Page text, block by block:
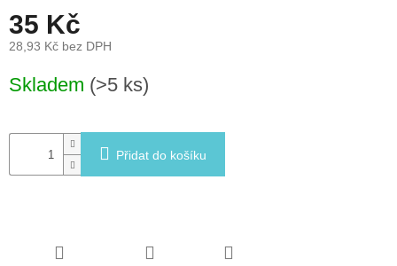
Novinky
Prodejny
35 Kč
28,93 Kč bez DPH
cena:
Skladem (>5 ks)
Přidat do košíku